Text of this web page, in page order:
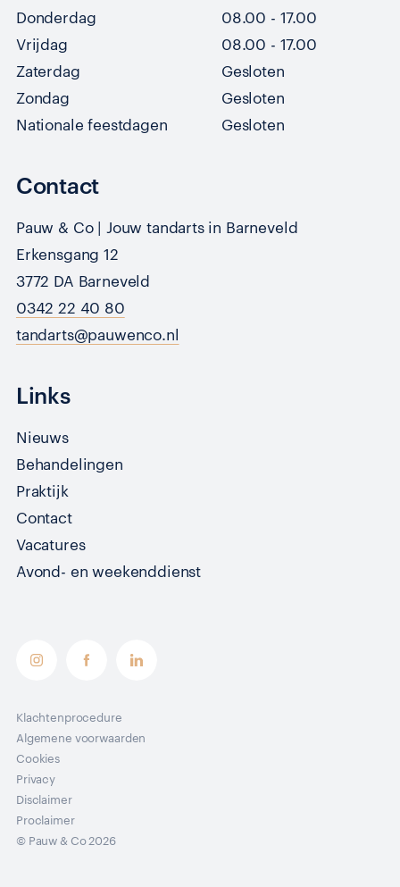
Donderdag
08.00 - 17.00
Vrijdag
08.00 - 17.00
Zaterdag
Gesloten
Zondag
Gesloten
Nationale feestdagen
Gesloten
Contact
Pauw & Co | Jouw tandarts in Barneveld
Erkensgang 12
3772 DA Barneveld
0342 22 40 80
tandarts@pauwenco.nl
Links
Nieuws
Behandelingen
Praktijk
Contact
Vacatures
Avond- en weekenddienst
© Pauw & Co 2026
Proclaimer
Disclaimer
Privacy
Cookies
Algemene voorwaarden
Klachtenprocedure